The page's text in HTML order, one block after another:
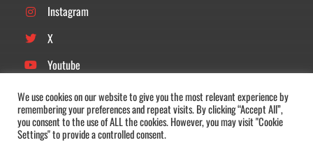
Instagram
X
Youtube
Linkedin
Tiktok
We use cookies on our website to give you the most relevant experience by
remembering your preferences and repeat visits. By clicking “Accept All”,
you consent to the use of ALL the cookies. However, you may visit "Cookie
Settings" to provide a controlled consent.